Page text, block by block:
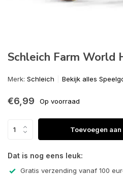
Schleich Farm World
Merk: Schleich Bekijk alles
€6,99 Op voorraad
Toevoegen
Dat is nog eens leuk:
Gratis verzending vanaf 100